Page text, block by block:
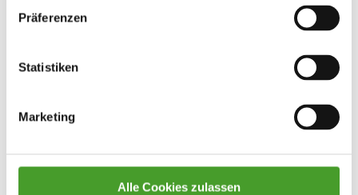
Präferenzen
Statistiken
Marketing
Alle Cookies zulassen